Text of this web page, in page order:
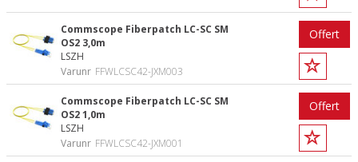
Commscope Fiberpatch LC-SC SM
OS2 3,0m
LSZH
Varunr FFWLCSC42-JXM003
Offert
Commscope Fiberpatch LC-SC SM
OS2 1,0m
LSZH
Varunr FFWLCSC42-JXM001
Offert